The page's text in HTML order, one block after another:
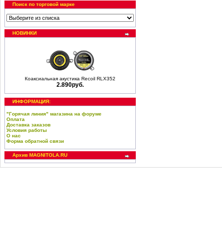
Поиск по торговой марке
НОВИНКИ
Коаксиальная акустика Recoil RLX352
2.890руб.
ИНФОРМАЦИЯ:
"Горячая линия" магазина на форуме
Оплата
Доставка заказов
Условия работы
О нас
Форма обратной связи
Архив MAGNITOLA.RU